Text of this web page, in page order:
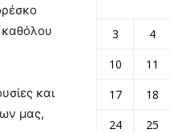
καθόλου
και
μας,
3
4
10
11
17
18
24
25